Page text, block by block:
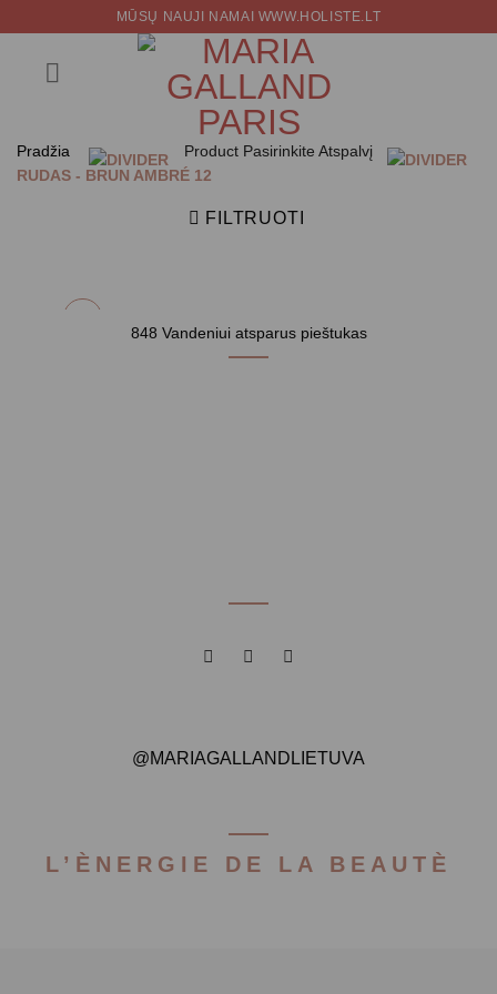
content
MŪSŲ NAUJI NAMAI WWW.HOLISTE.LT
Pradžia
Product Pasirinkite Atspalvį
RUDAS - BRUN AMBRÉ 12
FILTRUOTI
848 Vandeniui atsparus pieštukas
@MARIAGALLANDLIETUVA
L’ÈNERGIE DE LA BEAUTÈ